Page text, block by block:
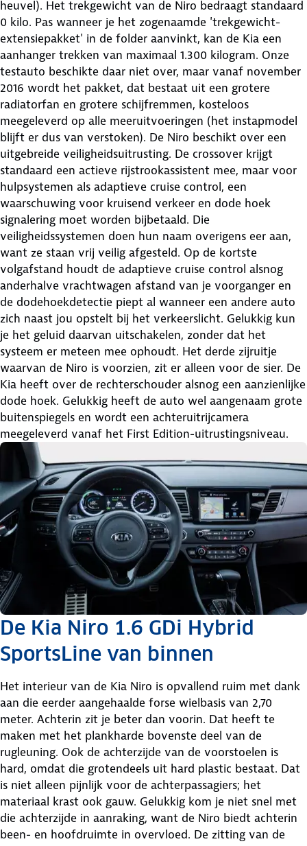
heuvel). Het trekgewicht van de Niro bedraagt standaard
0 kilo. Pas wanneer je het zogenaamde 'trekgewicht-
extensiepakket' in de folder aanvinkt, kan de Kia een
aanhanger trekken van maximaal 1.300 kilogram. Onze
testauto beschikte daar niet over, maar vanaf november
2016 wordt het pakket, dat bestaat uit een grotere
radiatorfan en grotere schijfremmen, kosteloos
meegeleverd op alle meeruitvoeringen (het instapmodel
blijft er dus van verstoken). De Niro beschikt over een
uitgebreide veiligheidsuitrusting. De crossover krijgt
standaard een actieve rijstrookassistent mee, maar voor
hulpsystemen als adaptieve cruise control, een
waarschuwing voor kruisend verkeer en dode hoek
signalering moet worden bijbetaald. Die
veiligheidssystemen doen hun naam overigens eer aan,
want ze staan vrij veilig afgesteld. Op de kortste
volgafstand houdt de adaptieve cruise control alsnog
anderhalve vrachtwagen afstand van je voorganger en
de dodehoekdetectie piept al wanneer een andere auto
zich naast jou opstelt bij het verkeerslicht. Gelukkig kun
je het geluid daarvan uitschakelen, zonder dat het
systeem er meteen mee ophoudt. Het derde zijruitje
waarvan de Niro is voorzien, zit er alleen voor de sier. De
Kia heeft over de rechterschouder alsnog een aanzienlijke
dode hoek. Gelukkig heeft de auto wel aangenaam grote
buitenspiegels en wordt een achteruitrijcamera
meegeleverd vanaf het First Edition-uitrustingsniveau.
De Kia Niro 1.6 GDi Hybrid
SportsLine van binnen
Het interieur van de Kia Niro is opvallend ruim met dank
aan die eerder aangehaalde forse wielbasis van 2,70
meter. Achterin zit je beter dan voorin. Dat heeft te
maken met het plankharde bovenste deel van de
rugleuning. Ook de achterzijde van de voorstoelen is
hard, omdat die grotendeels uit hard plastic bestaat. Dat
is niet alleen pijnlijk voor de achterpassagiers; het
materiaal krast ook gauw. Gelukkig kom je niet snel met
die achterzijde in aanraking, want de Niro biedt achterin
been- en hoofdruimte in overvloed. De zitting van de